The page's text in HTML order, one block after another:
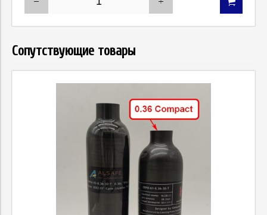
Сопутствующие товары